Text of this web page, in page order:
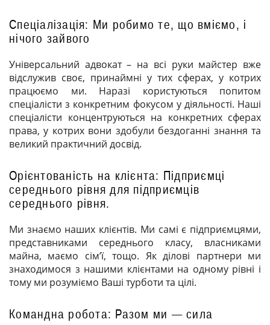
Спеціалізація: Ми робимо те, що вміємо, і
нічого зайвого
Універсальний адвокат – на всі руки майстер вже
відслужив своє, принаймні у тих сферах, у котрих
працюємо ми. Наразі користуються попитом
спеціалісти з конкретним фокусом у діяльності. Наші
спеціалісти концентруються на конкретних сферах
права, у котрих вони здобули бездоганні знання та
великий практичний досвід.
Орієнтованість на клієнта: Підприємці
середнього рівня для підприємців
середнього рівня.
Ми знаємо наших клієнтів. Ми самі є підприємцями,
представниками середнього класу, власниками
майна, маємо сім’ї, тощо. Як ділові партнери ми
знаходимося з нашими клієнтами на одному рівні і
тому ми розуміємо Ваші турботи та цілі.
Командна робота: Разом ми — сила